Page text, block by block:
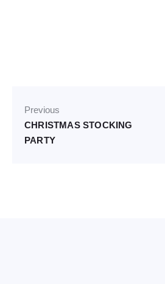
Previous
CHRISTMAS STOCKING
PARTY